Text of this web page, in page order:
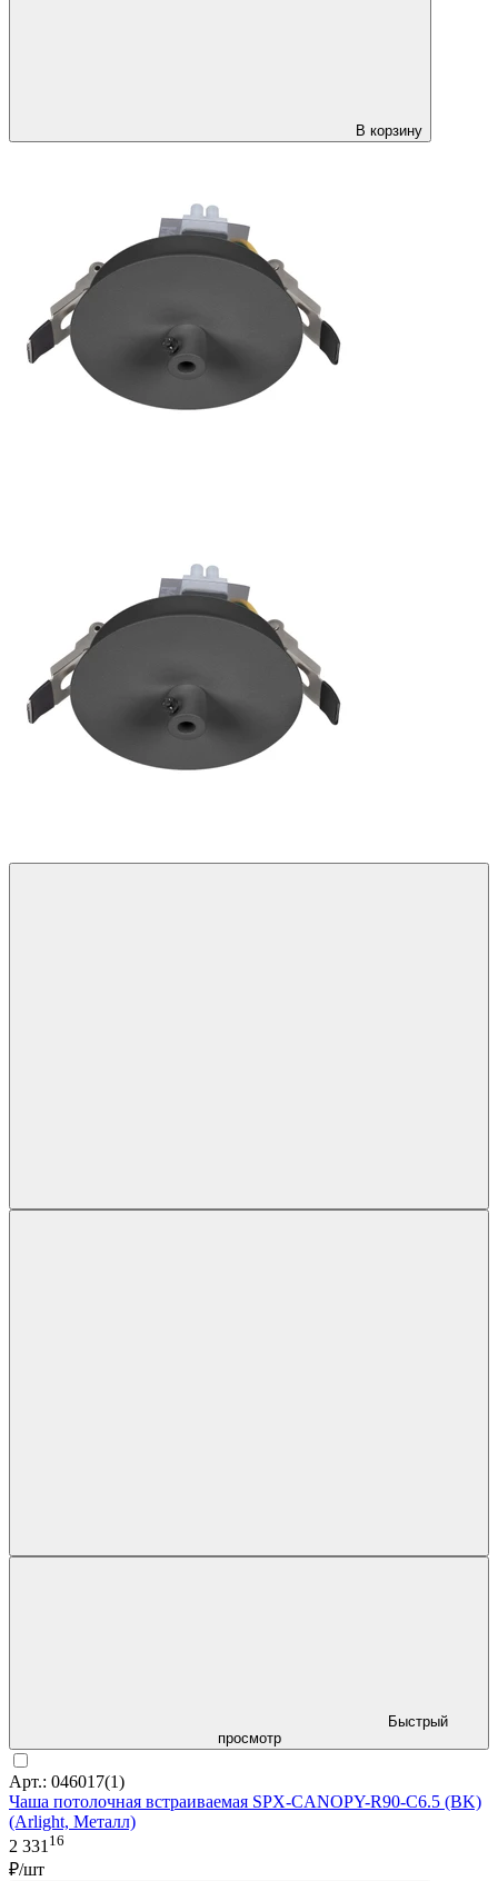
В корзину
Быстрый
просмотр
Арт.: 046017(1)
Чаша потолочная встраиваемая SPX-CANOPY-R90-C6.5 (BK)
(Arlight, Металл)
2 331 16
₽/шт